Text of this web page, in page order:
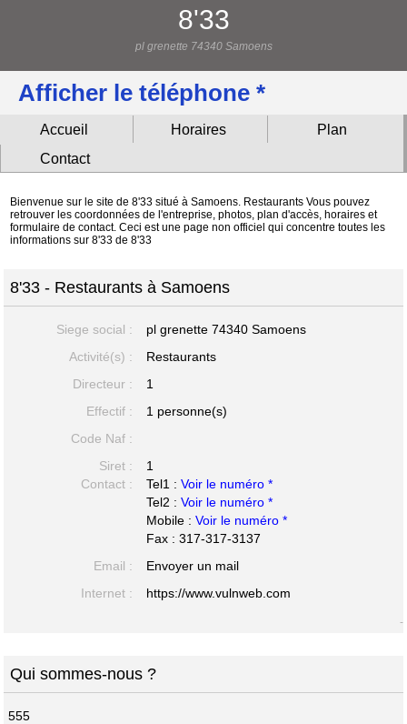
8'33
pl grenette 74340 Samoens
Afficher le téléphone *
Accueil Horaires
Plan
Contact
Bienvenue sur le site de 8'33 situé à Samoens. Restaurants Vous pouvez
retrouver les coordonnées de l'entreprise, photos, plan d'accès, horaires et
formulaire de contact. Ceci est une page non officiel qui concentre toutes les
informations sur 8'33 de 8'33
8'33 - Restaurants à Samoens
Siege social : pl grenette74340 Samoens
Activité(s) :
Restaurants
Directeur :
1
Effectif :
1 personne(s)
Code Naf :
Siret :
1
Contact :
Tel1 :Voir le numéro *
Tel2 :Voir le numéro *
Mobile :Voir le numéro *
Fax : 317-317-3137
Email :
Envoyer un mail
Internet :
https://www.vulnweb.com
-
Qui sommes-nous ?
555